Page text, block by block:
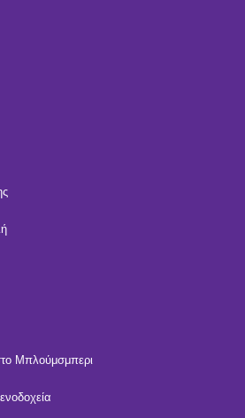
Μπλούμσμπερι